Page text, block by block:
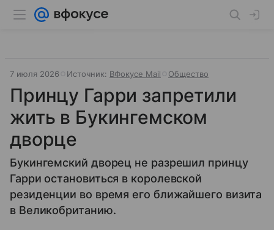
7 июля 2026 Источник: ВФокусе Mail Общество
Принцу Гарри запретили
жить в Букингемском
дворце
Букингемский дворец не разрешил принцу
Гарри остановиться в королевской
резиденции во время его ближайшего визита
в Великобританию.